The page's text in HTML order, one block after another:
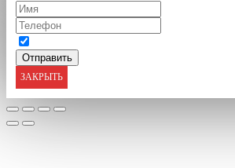
ЗАКРЫТЬ